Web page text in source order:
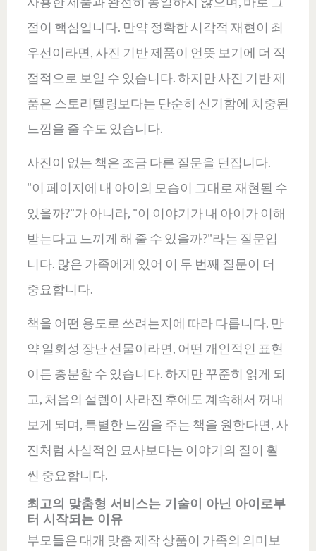
점이 핵심입니다. 만약 정확한 시각적 재현이 최
우선이라면, 사진 기반 제품이 언뜻 보기에 더 직
접적으로 보일 수 있습니다. 하지만 사진 기반 제
품은 스토리텔링보다는 단순히 신기함에 치중된
느낌을 줄 수도 있습니다.
사진이 없는 책은 조금 다른 질문을 던집니다.
"이 페이지에 내 아이의 모습이 그대로 재현될 수
있을까?"가 아니라, "이 이야기가 내 아이가 이해
받는다고 느끼게 해 줄 수 있을까?"라는 질문입
니다. 많은 가족에게 있어 이 두 번째 질문이 더
중요합니다.
책을 어떤 용도로 쓰려는지에 따라 다릅니다. 만
약 일회성 장난 선물이라면, 어떤 개인적인 표현
이든 충분할 수 있습니다. 하지만 꾸준히 읽게 되
고, 처음의 설렘이 사라진 후에도 계속해서 꺼내
보게 되며, 특별한 느낌을 주는 책을 원한다면, 사
진처럼 사실적인 묘사보다는 이야기의 질이 훨
씬 중요합니다.
최고의 맞춤형 서비스는 기술이 아닌 아이로부
터 시작되는 이유
부모들은 대개 맞춤 제작 상품이 가족의 의미보